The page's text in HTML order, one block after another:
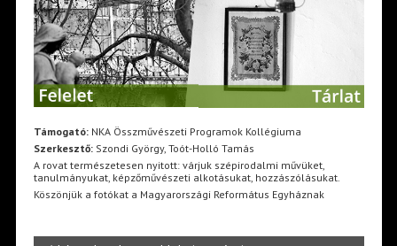
Támogató:NKA Összművészeti Programok Kollégiuma
Szerkesztő:Szondi György, Toót-Holló Tamás
A rovat természetesen nyitott: várjuk szépirodalmi művüket,
tanulmányukat, képzőművészeti alkotásukat, hozzászólásukat.
Köszönjük a fotókat a Magyarországi Református Egyháznak